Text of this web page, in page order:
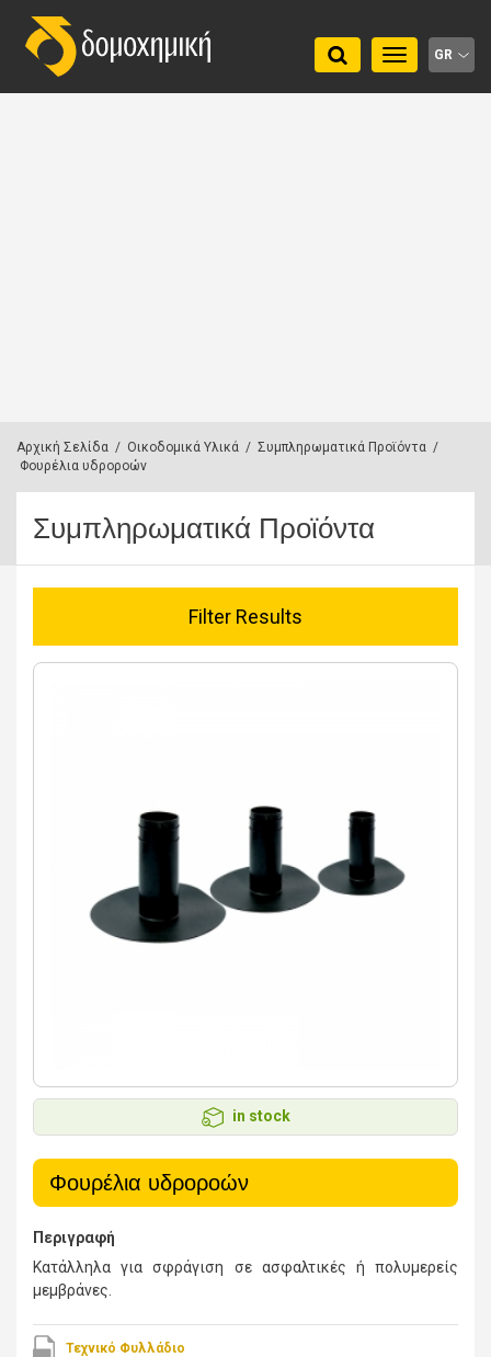
Toggle
navigation
GR
Αρχική Σελίδα / Οικοδομικά Υλικά / Συμπληρωματικά Προϊόντα /
Φουρέλια υδροροών
Συμπληρωματικά Προϊόντα
Filter Results
in stock
Φουρέλια υδροροών
Περιγραφή
Κατάλληλα για σφράγιση σε ασφαλτικές ή πολυμερείς
μεμβράνες.
Τεχνικό Φυλλάδιο